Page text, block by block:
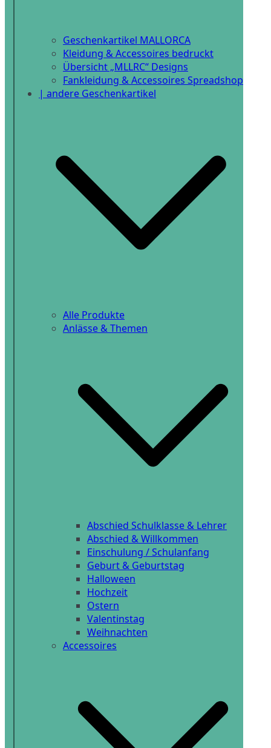
Geschenkartikel MALLORCA
Kleidung & Accessoires bedruckt
Übersicht „MLLRC“ Designs
Fankleidung & Accessoires Spreadshop
| andere Geschenkartikel
Alle Produkte
Anlässe & Themen
Abschied Schulklasse & Lehrer
Abschied & Willkommen
Einschulung / Schulanfang
Geburt & Geburtstag
Halloween
Hochzeit
Ostern
Valentinstag
Weihnachten
Accessoires